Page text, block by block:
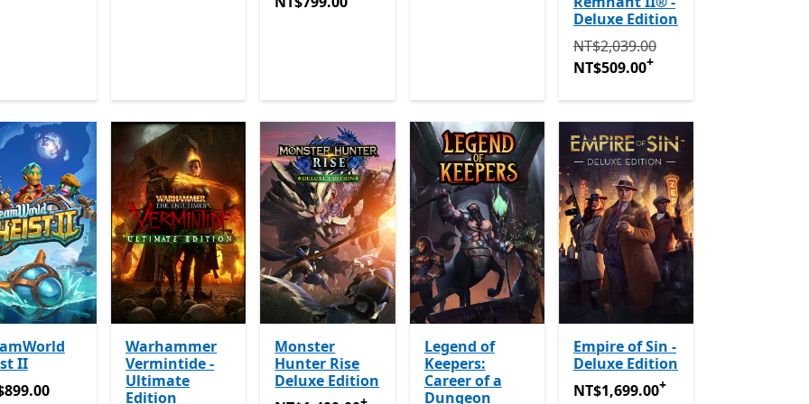
Deluxe Edition
原價 NT$2,039.00 現價 NT$509.00
NT$2,039.00
NT$509.00+
II
Warhammer
Vermintide -
Ultimate
Edition
Monster
Hunter Rise
Deluxe Edition
Legend of
Keepers:
Career of a
Dungeon
Empire of Sin -
Deluxe Edition
NT$1,699.00提供應用程式內購。
NT$1,699.00+